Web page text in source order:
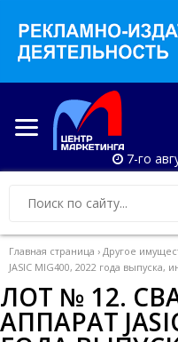
7-го
Главная страница › Другое
JASIC MIG400, 2022 года выпуска,
ЛОТ № 12.
АППАРАТ